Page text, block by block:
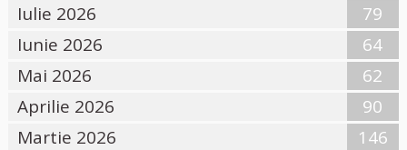
Iulie 2026
79
Iunie 2026
64
Mai 2026
62
Aprilie 2026
90
Martie 2026
146